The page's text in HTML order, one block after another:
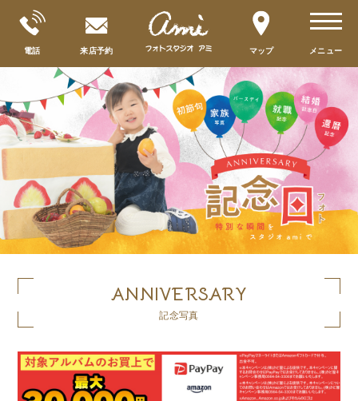
ANNIVERSARY
記念写真
toggle
電話 来店予約 マップ メニュー